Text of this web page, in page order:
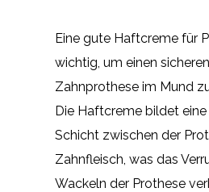
Eine gute Haftcreme für
wichtig, um einen
Zahnprothese im Mund
Die Haftcreme bildet
Schicht zwischen der
Zahnfleisch, was das
Wackeln der Prothese